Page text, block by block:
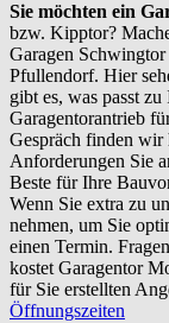
Sie möchten ein
bzw. Kipptor?
Garagen Schwingtor
Pfullendorf. Hier
gibt es, was passt
Garagentorantrieb
Gespräch finden wir
Anforderungen Sie
Beste für Ihre
Wenn Sie extra zu
nehmen, um Sie
einen Termin.
kostet Garagentor
für Sie erstellten
Öffnungszeiten